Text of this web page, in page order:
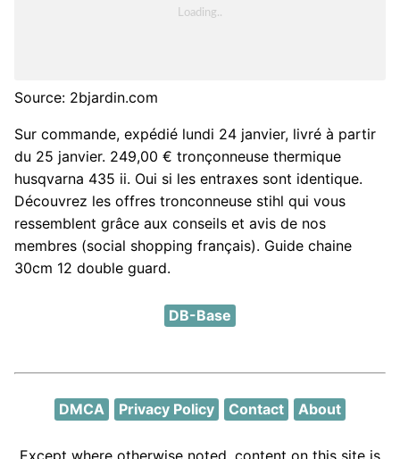
Source: 2bjardin.com
Sur commande, expédié lundi 24 janvier, livré à partir
du 25 janvier. 249,00 € tronçonneuse thermique
husqvarna 435 ii. Oui si les entraxes sont identique.
Découvrez les offres tronconneuse stihl qui vous
ressemblent grâce aux conseils et avis de nos
membres (social shopping français). Guide chaine
30cm 12 double guard.
DB-Base
DMCA Privacy Policy Contact About